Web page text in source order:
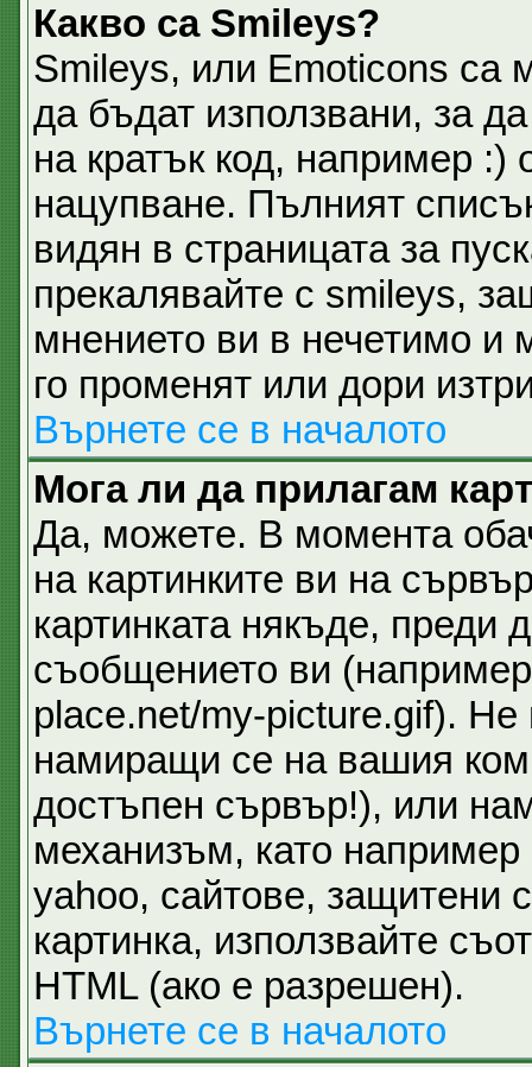
Какво са Smileys?
Smileys, или Emoticons са
да бъдат използвани, за
на кратък код, например :)
нацупване. Пълният
видян в страницата за
прекалявайте с smileys,
мнението ви в нечетимо и
го променят или дори
Върнете се в началото
Мога ли да прилагам
Да, можете. В момента
на картинките ви на
картинката някъде,
съобщението ви
place.net/my-picture.gif). Не
намиращи се на вашия
достъпен сървър!), или
механизъм, като
yahoo, сайтове, защитени
картинка, използвайте
HTML (ако е разрешен).
Върнете се в началото